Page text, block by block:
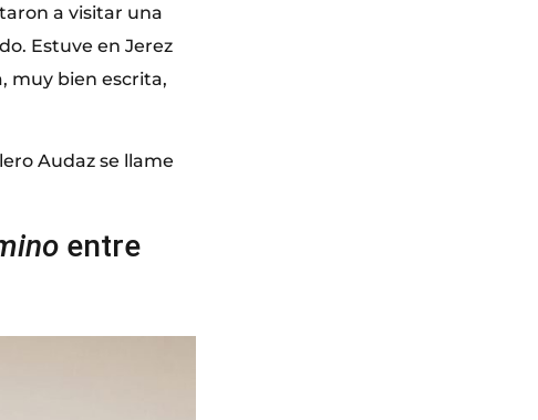
a visitar una
Estuve en Jerez
muy bien escrita,
Audaz se llame
entre